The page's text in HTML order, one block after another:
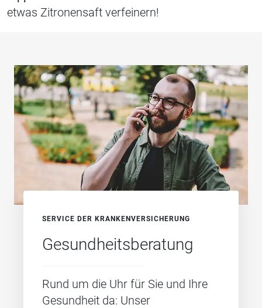
etwas Zitronensaft verfeinern!
SERVICE DER KRANKENVERSICHERUNG
Gesundheits­beratung
Rund um die Uhr für Sie und Ihre
Gesundheit da: Unser